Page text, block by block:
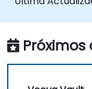
Próximos